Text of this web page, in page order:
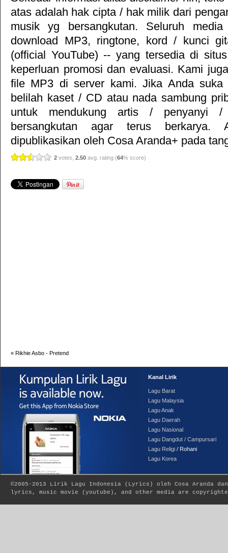
atas adalah hak cipta / hak milik dari
musik yg bersangkutan. Seluruh
download MP3, ringtone, kord / kunci
(official YouTube) -- yang tersedia di
keperluan promosi dan evaluasi. Kami
file MP3 di server kami. Jika Anda
belilah kaset / CD atau nada sambung
untuk mendukung artis / penyanyi
bersangkutan agar terus berkarya.
dipublikasikan oleh Cosa Aranda+ pada
2 votes, 2.50 avg. rating (64% score)
« Rikhie Asbo - Pretend
Kanal Lirik
Lagu Barat
Lagu Malaysia
Lagu Anak
Lagu Daerah
Lagu Nasional
Lagu Dangdut / Campursari
Lagu Religi / Rohani
Lagu Korea
©2005-2013 Lirik Lagu Indonesia ( Lyrics ) oleh Cosa Aranda
lyrics, music movie (youtube), and other media are